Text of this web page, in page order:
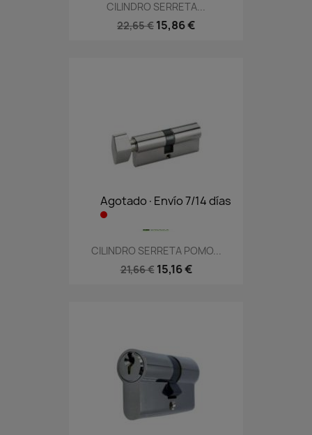
CILINDRO SERRETA...
22,65 € 15,86 €
Agotado·Envío 7/14 días
CILINDRO SERRETA POMO...
21,66 € 15,16 €